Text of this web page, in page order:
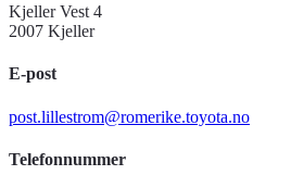
Kjeller Vest 4
2007 Kjeller
E-post
post.lillestrom@romerike.toyota.no
Telefonnummer